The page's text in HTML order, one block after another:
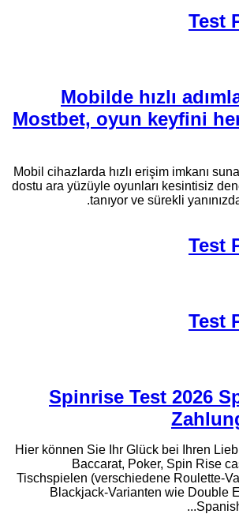
Test
Mobilde hızlı
Mostbet, oyun keyfini
Mobil cihazlarda hızlı erişim imkanı
dostu ara yüzüyle oyunları kesintisiz
tanıyor ve sürekli
Test
Test
Spinrise Test 2026
Hier können Sie Ihr Glück bei Ihren
Baccarat, Poker, Spin Rise
Tischspielen (verschiedene Roulette-
Blackjack-Varianten wie Double